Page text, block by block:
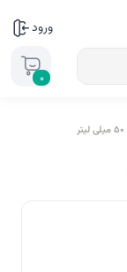
ورود
0